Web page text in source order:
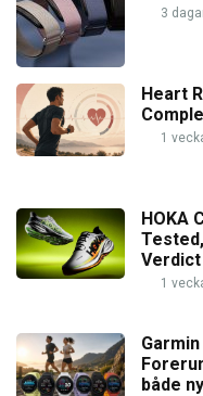
3
Heart
1
HOKA
Verdict
1
både